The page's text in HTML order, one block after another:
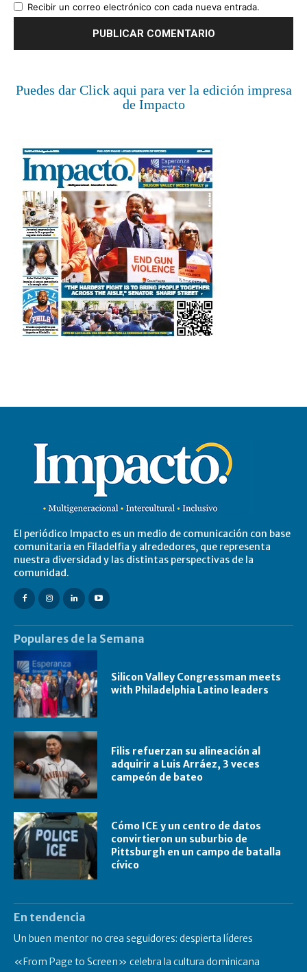
Recibir un correo electrónico con cada nueva entrada.
Puedes dar Click aqui para ver la edición impresa
de Impacto
El periódico Impacto es un medio de comunicación con base
comunitaria en Filadelfia y alrededores, que representa
nuestra diversidad y las distintas perspectivas de la
comunidad.
Populares de la Semana
Silicon Valley Congressman meets
with Philadelphia Latino leaders
Filis refuerzan su alineación al
adquirir a Luis Arráez, 3 veces
campeón de bateo
Cómo ICE y un centro de datos
convirtieron un suburbio de
Pittsburgh en un campo de batalla
cívico
En tendencia
Un buen mentor no crea seguidores: despierta líderes
«From Page to Screen» celebra la cultura dominicana